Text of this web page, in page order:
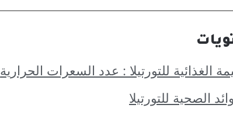
الغذائية للتورتيلا : عدد السعرات الحرارية
الصحية للتورتيلا